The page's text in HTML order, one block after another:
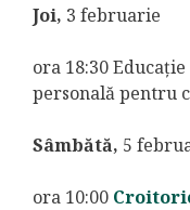
Joi, 3 februarie
ora 18:30
personală pentru
Sâmbătă, 5
ora 10:00